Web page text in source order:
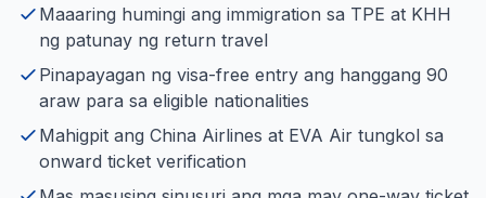
Maaaring humingi ang immigration sa TPE at KHH
ng patunay ng return travel
Pinapayagan ng visa-free entry ang hanggang 90
araw para sa eligible nationalities
Mahigpit ang China Airlines at EVA Air tungkol sa
onward ticket verification